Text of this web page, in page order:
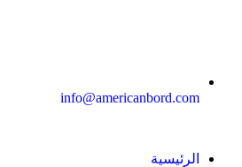
info@americanbord.com
الرئيسية